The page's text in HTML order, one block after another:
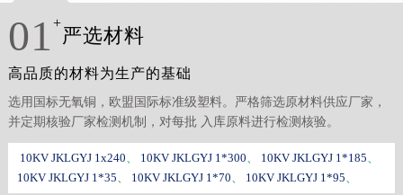
01 +
严选材料
高品质的材料为生产的基础
选用国标无氧铜，欧盟国际标准级塑料。严格筛选原材料供应厂家，
并定期核验厂家检测机制，对每批 入库原料进行检测核验。
10KV JKLGYJ 1x240、 10KV JKLGYJ 1*300、 10KV JKLGYJ 1*185、
10KV JKLGYJ 1*35、 10KV JKLGYJ 1*70、 10KV JKLGYJ 1*95、